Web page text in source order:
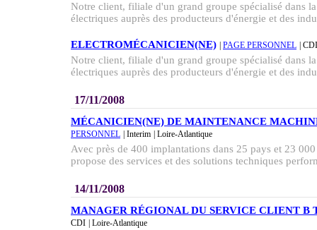
Notre client, filiale d'un grand groupe spécialisé dans
électriques auprès des producteurs d'énergie et des
ELECTROMÉCANICIEN(NE) PAGE PERSONNEL | CDI
Notre client, filiale d'un grand groupe spécialisé dans
électriques auprès des producteurs d'énergie et des
17/11/2008
MÉCANICIEN(NE) DE MAINTENANCE
PERSONNEL | Interim | Loire-Atlantique
Avec près de 400 implantations dans 25 pays et 23
propose des services et des solutions techniques
14/11/2008
MANAGER RÉGIONAL DU SERVICE CLIENT B
CDI | Loire-Atlantique